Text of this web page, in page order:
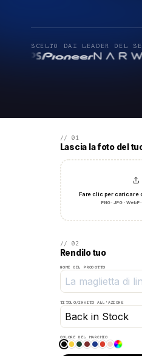
SCELTO DAI LEADER DEL
// 01
Lascia la foto del
Fare clic per caricare
PNG · JPG · WebP
// 02
Rendilo tuo
NOME DEL PRODOTTO
TITOLO/INVITO ALL'AZIONE
COLORE DEL MARCHIO